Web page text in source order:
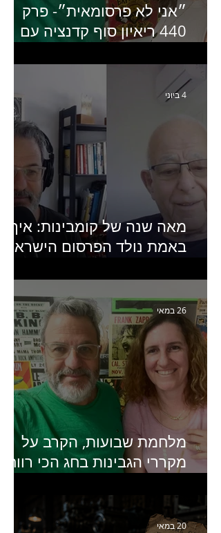
״אני לא פרסומאית״- פרק
440 ריאיון סוף קדנציה עם
מנכ״לית באומן בר ריבנאי
מאה שנה של קומבינות: איך
באמת נולד הפרסום
מחבר הספר "מסע פרסום:
פרקים בחיי הפרסום
4 ביוני
מלחמת שבועות, הקרב על
מקררי הגבינות בחג הכי רווחי
סמנכ״לית השיווק והמכירות
של מחלבות גד
26 במאי
20 במאי